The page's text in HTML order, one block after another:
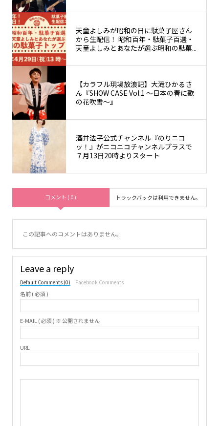
天童よしみが昭和の日に駄菓子屋さん
から生配信！ 昭和百年・駄菓子百選・
天童よしみとあなたが選ぶ昭和の駄菓...
【カラフル現場放浪記】大滝ひかるさ
ん『SHOW CASE Vol.1 〜日本の春に歌
の花吹雪〜』
酒井法子公式チャンネル『のりニコ
ッ！』がニコニコチャンネルプラスで
７月13日20時よりスタート
コメント ( 0 ) トラックバックは利用できません。
この記事へのコメントはありません。
Leave a reply
Default Comments (0) Facebook Comments
名前 ( 必須 )
E-MAIL ( 必須 ) ※ 公開されません
URL